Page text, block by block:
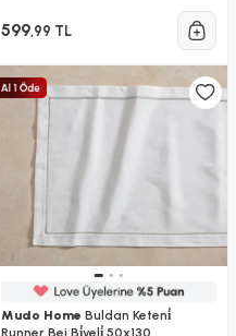
599,99 TL
Mudo Home Buldan Keteni̇
Runner Bej Bi̇yeli̇ 50x130